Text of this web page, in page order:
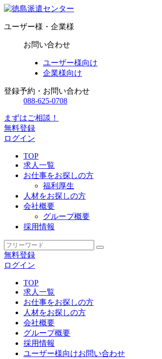
ユーザー様・企業様
お問い合わせ
ユーザー様向け
企業様向け
登録予約・お問い合わせ
088-625-0708
まずはご相談！
無料登録
ログイン
TOP
求人一覧
お仕事をお探しの方
福利厚生
人材をお探しの方
会社概要
グループ概要
採用情報
無料登録
ログイン
TOP
求人一覧
お仕事をお探しの方
人材をお探しの方
会社概要
グループ概要
採用情報
ユーザー様向けお問い合わせ